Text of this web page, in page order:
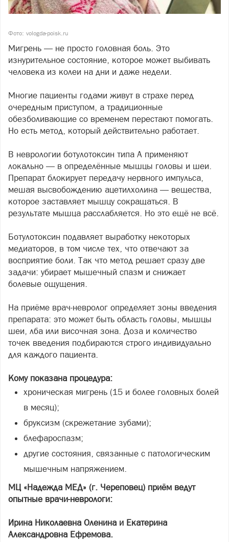
Фото: vologda-poisk.ru
Мигрень — не просто головная боль. Это
изнурительное состояние, которое может выбивать
человека из колеи на дни и даже недели.
Многие пациенты годами живут в страхе перед
очередным приступом, а традиционные
обезболивающие со временем перестают помогать.
Но есть метод, который действительно работает.
В неврологии ботулотоксин типа А применяют
локально — в определённые мышцы головы и шеи.
Препарат блокирует передачу нервного импульса,
мешая высвобождению ацетилхолина — вещества,
которое заставляет мышцу сокращаться. В
результате мышца расслабляется. Но это ещё не всё.
Ботулотоксин подавляет выработку некоторых
медиаторов, в том числе тех, что отвечают за
восприятие боли. Так что метод решает сразу две
задачи: убирает мышечный спазм и снижает
болевые ощущения.
На приёме врач-невролог определяет зоны введения
препарата: это может быть область головы, мышцы
шеи, лба или височная зона. Доза и количество
точек введения подбираются строго индивидуально
для каждого пациента.
Кому показана процедура:
хроническая мигрень (15 и более головных болей
в месяц);
бруксизм (скрежетание зубами);
блефароспазм;
другие состояния, связанные с патологическим
мышечным напряжением.
МЦ «Надежда МЕД» (г. Череповец) приём ведут
опытные врачи-неврологи:
Ирина Николаевна Оленина и Екатерина
Александровна Ефремова.